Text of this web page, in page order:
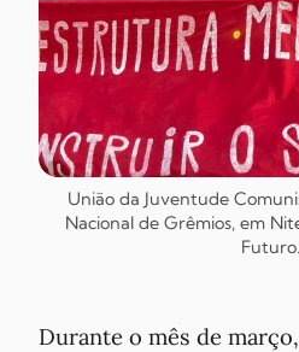
União da Juventude
Nacional de Grêmios, em
Futuro.
Durante o mês de